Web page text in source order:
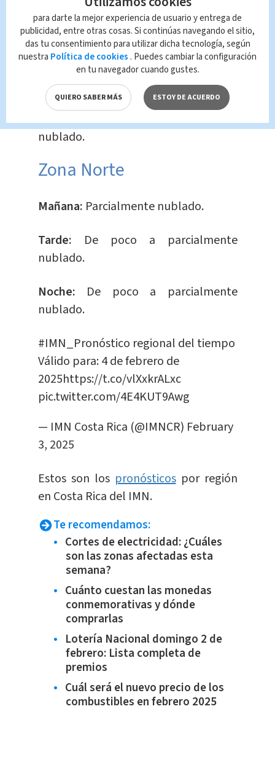
Mañana:Parcialmente nublado.
De poco a parcialmente
nublado.
Noche:De poco a parcialmente
nublado.
​Zona Norte
Mañana: Parcialmente nublado.
Tarde: De poco a parcialmente
nublado.
Noche: De poco a parcialmente
nublado.
#IMN_Pronóstico regional del tiempo
Válido para: 4 de febrero de
2025https://t.co/vlXxkrALxc
pic.twitter.com/4E4KUT9Awg
— IMN Costa Rica (@IMNCR) February
3, 2025
Estos son los pronósticos por región
en Costa Rica del IMN.
Te recomendamos:
Cortes de electricidad: ¿Cuáles
son las zonas afectadas esta
semana?
Cuánto cuestan las monedas
conmemorativas y dónde
comprarlas
Lotería Nacional domingo 2 de
febrero: Lista completa de
premios
Cuál será el nuevo precio de los
combustibles en febrero 2025
para darte la mejor experiencia de usuario y entrega de
publicidad, entre otras cosas. Si continúas navegando el sitio,
das tu consentimiento para utilizar dicha tecnología, según
nuestra Política de cookies . Puedes cambiar la configuración
en tu navegador cuando gustes.
QUIERO SABER MÁS ESTOY DE ACUERDO